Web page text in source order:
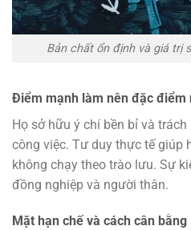
Bản chất ổn định và giá trị
Điểm mạnh làm nên đặc điểm
Họ sở hữu ý chí bền bỉ và
công việc. Tư duy thực tế giúp
không chạy theo trào lưu. Sự
đồng nghiệp và người thân.
Mặt hạn chế và cách cân bằng